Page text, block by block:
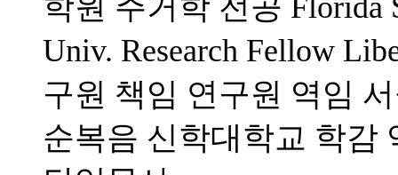
학원 주거학 전공 Florida
Univ. Research Fellow
구원 책임 연구원 역임
순복음 신학대학교 학감